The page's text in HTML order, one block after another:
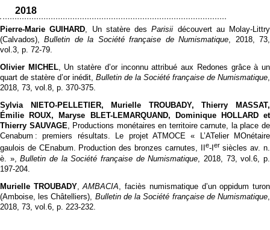
2018
Pierre-Marie GUIHARD, Un statère desParisii découvert au Molay-Littry
(Calvados),Bulletin de la Société française de Numismatique, 2018, 73,
vol.3, p. 72‑79.
Olivier MICHEL, Un statère d’or inconnu attribué aux Redones grâce à un
quart de statère d’or inédit, Bulletin de la Société française de Numismatique,
2018, 73, vol.8, p. 370‑375.
Sylvia NIETO-PELLETIER, Murielle TROUBADY, Thierry MASSAT,
Émilie ROUX, Maryse BLET-LEMARQUAND, Dominique HOLLARD et
Thierry SAUVAGE, Productions monétaires en territoire carnute, la place de
Cenabum : premiers résultats. Le projet ATMOCE « L’ATelier MOnétaire
gaulois de CEnabum. Production des bronzes carnutes, II
e-I er siècles av. n.
è. »,Bulletin de la Société française de Numismatique , 2018, 73, vol.6, p.
197‑204.
Murielle TROUBADY,AMBACIA , faciès numismatique d’un oppidum turon
(Amboise, les Châtelliers), Bulletin de la Société française de Numismatique
2018, 73, vol.6, p. 223‑232.